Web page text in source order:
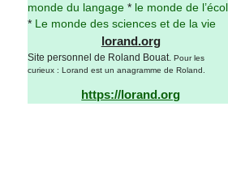
monde du langage* le monde de
*
Le monde des sciences et de la vie
lorand.org
Site personnel de Roland Bouat. Pour les
curieux : Lorand est un anagramme de Roland.
https://lorand.org